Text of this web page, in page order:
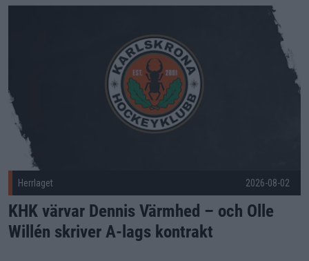
KHK värvar Dennis Värmhed – och Olle Willén skriver A-
Herrlaget 2026-08-02
KHK värvar Dennis Värmhed – och Olle
Willén skriver A-lags kontrakt